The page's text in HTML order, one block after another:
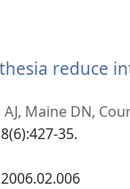
reduce
Maine DN,
35.